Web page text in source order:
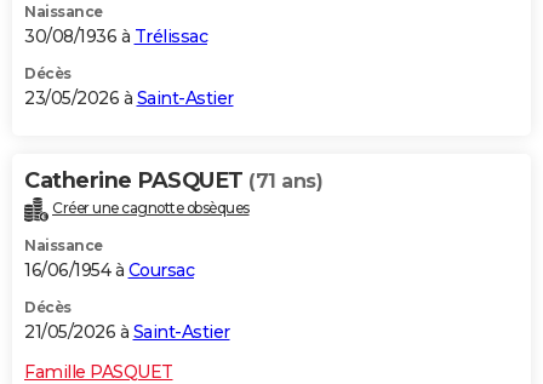
Naissance
30/08/1936 à Trélissac
Décès
23/05/2026 à Saint-Astier
Catherine PASQUET (71 ans)
Créer une cagnotte obsèques
Naissance
16/06/1954 à Coursac
Décès
21/05/2026 à Saint-Astier
Famille PASQUET